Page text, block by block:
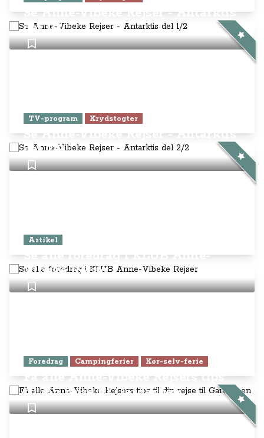
Se Anne-Vibeke Rejser - Antarktis
del 1/2
TV-program Krydstogter
Se Anne-Vibeke Rejser - Antarktis
del 2/2
Artikel
Se alle foredrag i KLUB Anne-
Vibeke Rejser
Foredrag Campingferier Kør-selv-ferie
Få alle Anne-Vibeke Rejsers tips
til din rejse til Gardasøen